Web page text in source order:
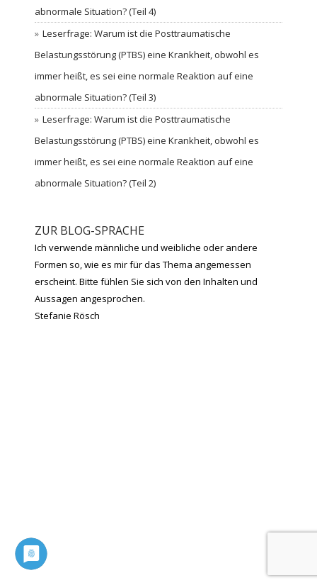
abnormale Situation? (Teil 4)
Leserfrage: Warum ist die Posttraumatische
Belastungsstörung (PTBS) eine Krankheit, obwohl es
immer heißt, es sei eine normale Reaktion auf eine
abnormale Situation? (Teil 3)
Leserfrage: Warum ist die Posttraumatische
Belastungsstörung (PTBS) eine Krankheit, obwohl es
immer heißt, es sei eine normale Reaktion auf eine
abnormale Situation? (Teil 2)
ZUR BLOG-SPRACHE
Ich verwende männliche und weibliche oder andere
Formen so, wie es mir für das Thema angemessen
erscheint. Bitte fühlen Sie sich von den Inhalten und
Aussagen angesprochen.
Stefanie Rösch